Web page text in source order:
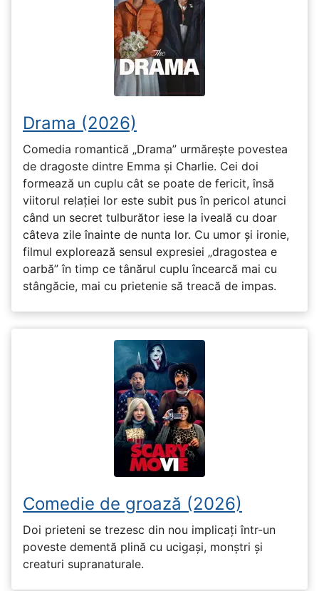
Drama (2026)
Comedia romantică „Drama” urmărește povestea
de dragoste dintre Emma și Charlie. Cei doi
formează un cuplu cât se poate de fericit, însă
viitorul relației lor este subit pus în pericol atunci
când un secret tulburător iese la iveală cu doar
câteva zile înainte de nunta lor. Cu umor și ironie,
filmul explorează sensul expresiei „dragostea e
oarbă” în timp ce tânărul cuplu încearcă mai cu
stângăcie, mai cu prietenie să treacă de impas.
Comedie de groază (2026)
Doi prieteni se trezesc din nou implicați într-un
poveste dementă plină cu ucigași, monștri și
creaturi supranaturale.